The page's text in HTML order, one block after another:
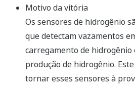
Motivo da vitória
Os sensores de hidrogênio
que detectam vazamentos
carregamento de hidrogênio
produção de hidrogênio.
tornar esses sensores à